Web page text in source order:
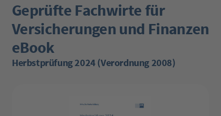
Geprüfte Fachwirte für
Versicherungen und Finanzen
eBook
Herbstprüfung 2024 (Verordnung 2008)